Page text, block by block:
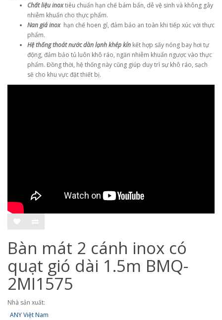
Chất liệu inoxtiêu chuẩn hạn chế bám bẩn, dễ vệ sinh và không gây
nhiễm khuẩn cho thực phẩm.
Nan giá inoxhạn chế hoen gỉ, đảm bảo an toàn khi tiếp xúc với thực
phẩm.
Hệ thống thoát nước dàn lạnh khép kín kết hợp sấy nóng bay hơi tự
động, đảm bảo tủ luôn khô ráo, ngăn nhiễm khuẩn ngược vào thực
phẩm. Đồng thời, hệ thống này cũng giúp duy trì sự khô ráo, sạch
sẽ cho khu vực đặt thiết bị.
Bàn mát 2 cánh inox có
quạt gió dài 1.5m BMQ-
2MI1575
Nhà sản xuất:
ANY Việt Nam